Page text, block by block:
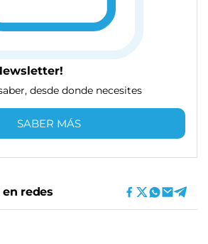
desde donde necesites
SABER MÁS
redes